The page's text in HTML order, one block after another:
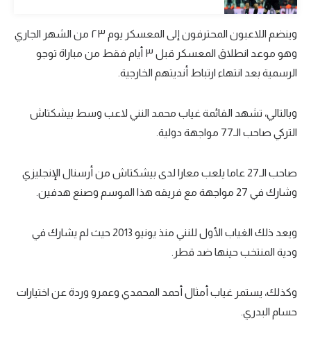
تحليل في الجول
حكايات في الجول
فيديو في الجول
وينضم اللاعبون المحترفون إلى المعسكر يوم ٢٣ من الشهر الجاري
وهو موعد انطلاق المعسكر قبل ٣ أيام فقط من مباراة توجو
الرسمية بعد انتهاء ارتباط أنديتهم الخارجية.
وبالتالي، تشهد القائمة غياب محمد النني لاعب وسط بيشكتاش
التركي صاحب الـ77 مواجهة دولية.
صاحب الـ27 عاما يلعب معارا لدى بيشكتاش من أرسنال الإنجليزي
وشارك في 27 مواجهة مع فريقه هذا الموسم وصنع هدفين.
ويعد ذلك الغياب الأول للنني منذ يونيو 2013 حيث لم يشارك في
ودية المنتخب حينها ضد قطر.
وكذلك، يستمر غياب أمثال أحمد المحمدي وعمرو وردة عن اختيارات
حسام البدري.